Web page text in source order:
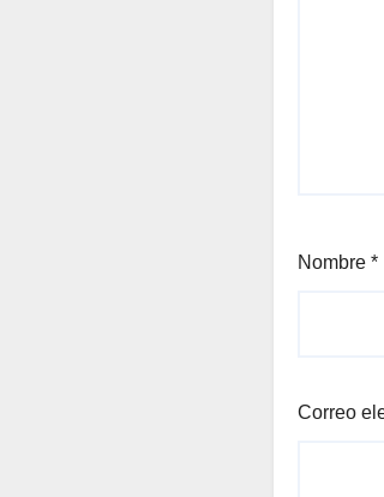
Nombre *
Correo